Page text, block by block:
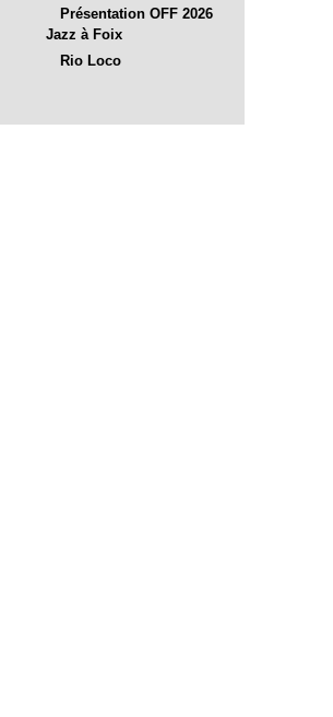
Présentation OFF 2026
Jazz à Foix
Rio Loco